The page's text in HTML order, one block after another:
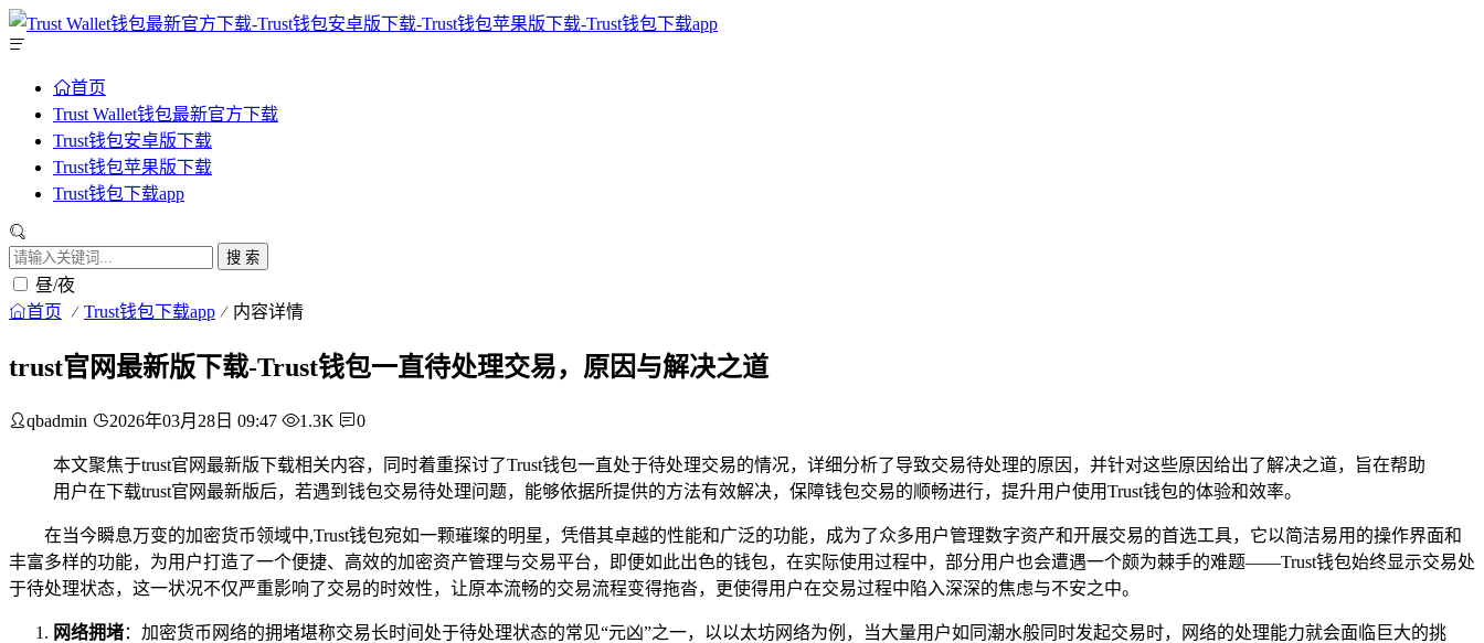
首页
Trust Wallet钱包最新官方下载
Trust钱包安卓版下载
Trust钱包苹果版下载
Trust钱包下载app
搜 索
昼/夜
首页 Trust钱包下载app 内容详情
trust官网最新版下载-Trust钱包一直待处理交易，原因与解决之道
qbadmin 2026年03月28日 09:47 1.3K 0
本文聚焦于trust官网最新版下载相关内容，同时着重探讨了Trust钱包一直处于待处理交易的情况，详细分析了导致交易待处理的原因，并针对这些原因给出了解决之道，旨在帮助
用户在下载trust官网最新版后，若遇到钱包交易待处理问题，能够依据所提供的方法有效解决，保障钱包交易的顺畅进行，提升用户使用Trust钱包的体验和效率。
在当今瞬息万变的加密货币领域中,Trust钱包宛如一颗璀璨的明星，凭借其卓越的性能和广泛的功能，成为了众多用户管理数字资产和开展交易的首选工具，它以简洁易用的操作界面和
丰富多样的功能，为用户打造了一个便捷、高效的加密资产管理与交易平台，即便如此出色的钱包，在实际使用过程中，部分用户也会遭遇一个颇为棘手的难题——Trust钱包始终显示交易处
于待处理状态，这一状况不仅严重影响了交易的时效性，让原本流畅的交易流程变得拖沓，更使得用户在交易过程中陷入深深的焦虑与不安之中。
网络拥堵：加密货币网络的拥堵堪称交易长时间处于待处理状态的常见“元凶”之一，以以太坊网络为例，当大量用户如同潮水般同时发起交易时，网络的处理能力就会面临巨大的挑